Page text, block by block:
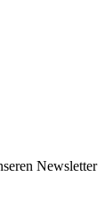
Newsletter